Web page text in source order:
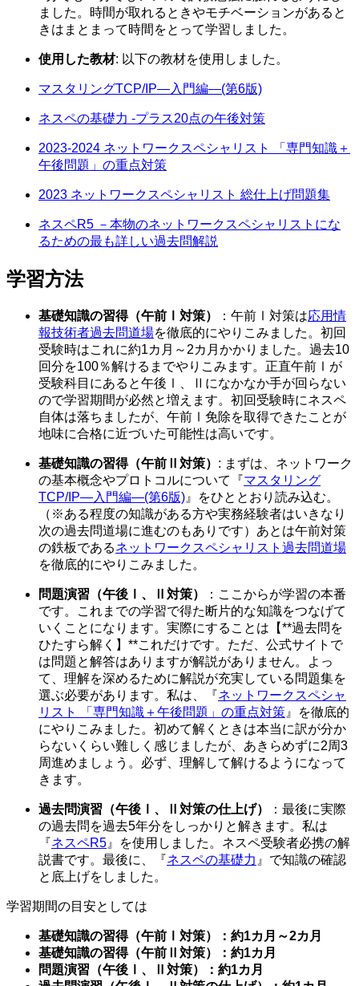
ました。時間が取れるときやモチベーションがあると
きはまとまって時間をとって学習しました。
使用した教材: 以下の教材を使用しました。
マスタリングTCP/IP―入門編―(第6版)
ネスペの基礎力 -プラス20点の午後対策
2023-2024 ネットワークスペシャリスト 「専門知識＋
午後問題」の重点対策
2023 ネットワークスペシャリスト 総仕上げ問題集
ネスペR5 －本物のネットワークスペシャリストにな
るための最も詳しい過去問解説
学習方法
基礎知識の習得（午前Ⅰ対策） ：午前Ⅰ対策は応用情
報技術者過去問道場を徹底的にやりこみました。初回
受験時はこれに約1カ月～2カ月かかりました。過去10
回分を100％解けるまでやりこみます。正直午前Ⅰが
受験科目にあると午後Ⅰ、Ⅱになかなか手が回らない
ので学習期間が必然と増えます。初回受験時にネスペ
自体は落ちましたが、午前Ⅰ免除を取得できたことが
地味に合格に近づいた可能性は高いです。
基礎知識の習得（午前Ⅱ対策） : まずは、ネットワーク
の基本概念やプロトコルについて『マスタリング
TCP/IP―入門編―(第6版) 』をひととおり読み込む。
（※ある程度の知識がある方や実務経験者はいきなり
次の過去問道場に進むのもありです）あとは午前対策
の鉄板であるネットワークスペシャリスト過去問道場
を徹底的にやりこみました。
問題演習（午後Ⅰ、Ⅱ対策）
：ここからが学習の本番
です。これまでの学習で得た断片的な知識をつなげて
いくことになります。実際にすることは【**過去問を
ひたすら解く】**これだけです。ただ、公式サイトで
は問題と解答はありますが解説がありません。よっ
て、理解を深めるために解説が充実している問題集を
選ぶ必要があります。私は、『ネットワークスペシャ
リスト 「専門知識＋午後問題」の重点対策 』を徹底的
にやりこみました。初めて解くときは本当に訳が分か
らないくらい難しく感じましたが、あきらめずに2周3
周進めましょう。必ず、理解して解けるようになって
きます。
過去問演習（午後Ⅰ、Ⅱ対策の仕上げ）
：最後に実際
の過去問を過去5年分をしっかりと解きます。私は
『ネスペR5 』を使用しました。ネスペ受験者必携の解
説書です。最後に、『ネスペの基礎力 』で知識の確認
と底上げをしました。
学習期間の目安としては
基礎知識の習得（午前Ⅰ対策）：約1カ月～2カ月
基礎知識の習得（午前Ⅱ対策）：約1カ月
問題演習（午後Ⅰ、Ⅱ対策）：約1カ月